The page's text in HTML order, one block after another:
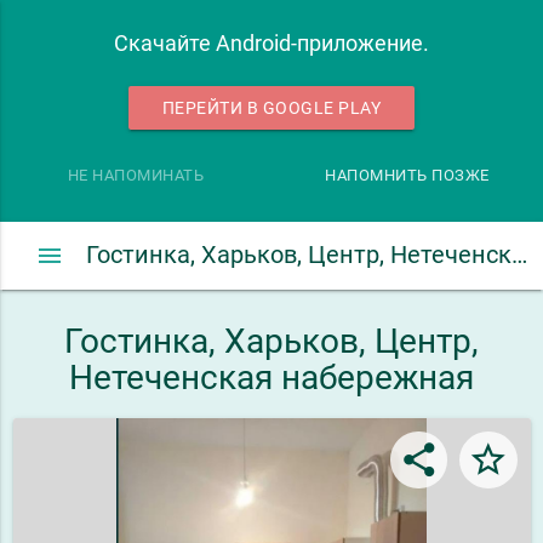
Скачайте Android-приложение.
ПЕРЕЙТИ В GOOGLE PLAY
НЕ НАПОМИНАТЬ НАПОМНИТЬ ПОЗЖЕ
Гостинка, Харьков, Центр, Нетеченская набережная
menu
Гостинка, Харьков, Центр,
Нетеченская набережная
share star_border